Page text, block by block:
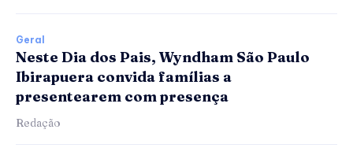
Geral
Neste Dia dos Pais, Wyndham São Paulo
Ibirapuera convida famílias a
presentearem com presença
Redação